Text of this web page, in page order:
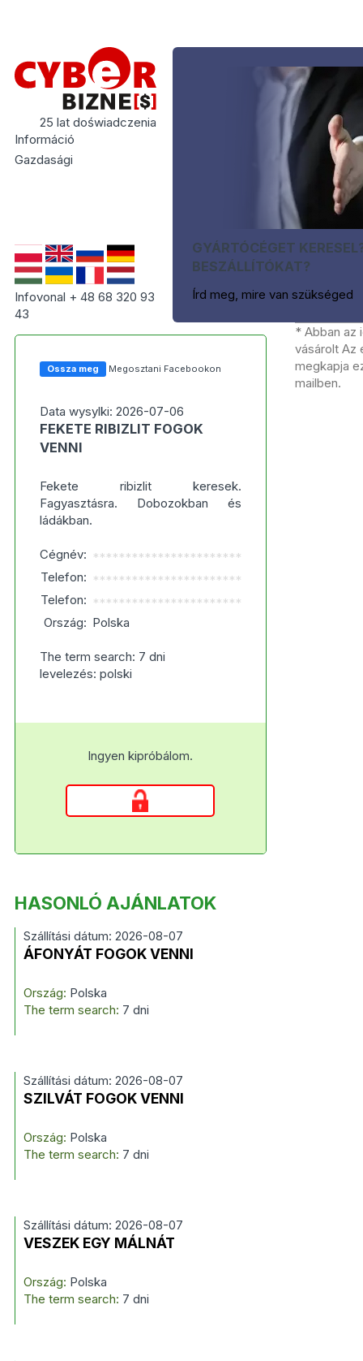
25 lat doświadczenia
Információ
Gazdasági
Infovonal + 48 68 320 93
43
GYÁRTÓCÉGET
BESZÁLLÍTÓKAT?
Írd meg, mire van szükséged
Ossza meg Megosztani Facebookon
Data wysylki: 2026-07-06
FEKETE RIBIZLIT FOGOK
VENNI
Fekete ribizlit keresek.
Fagyasztásra. Dobozokban és
ládákban.
Cégnév: ***********************
Telefon: ***********************
Telefon: ***********************
Ország: Polska
The term search: 7 dni
levelezés: polski
Ingyen kipróbálom.
* Abban az
vásárolt Az
megkapja
mailben.
HASONLÓ AJÁNLATOK
Szállítási dátum: 2026-08-07
ÁFONYÁT FOGOK VENNI
Ország: Polska
The term search: 7 dni
Szállítási dátum: 2026-08-07
SZILVÁT FOGOK VENNI
Ország: Polska
The term search: 7 dni
Szállítási dátum: 2026-08-07
VESZEK EGY MÁLNÁT
Ország: Polska
The term search: 7 dni